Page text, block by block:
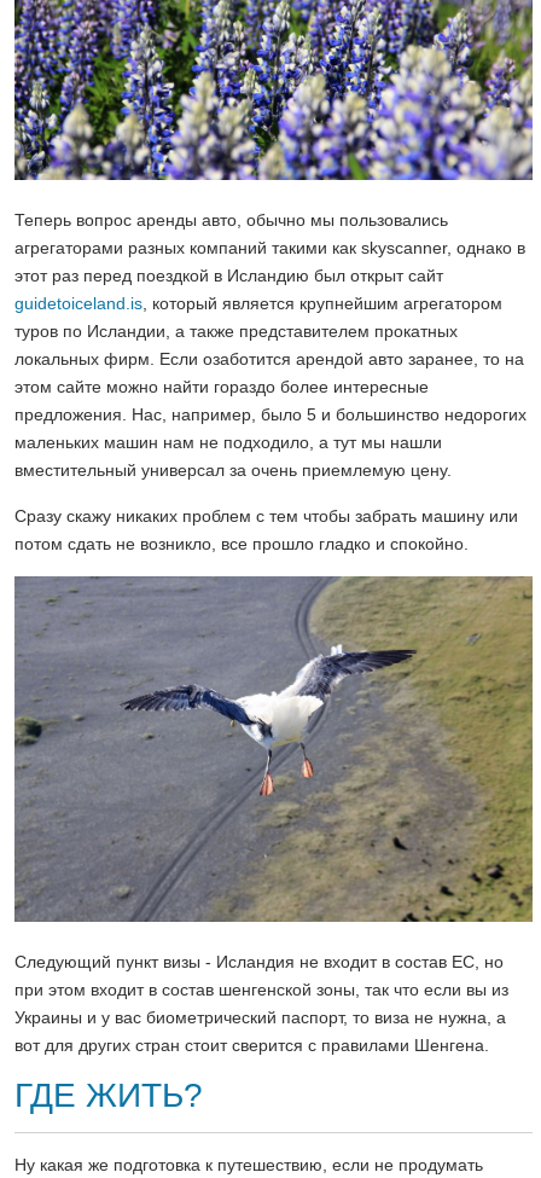
Теперь вопрос аренды авто, обычно мы пользовались
агрегаторами разных компаний такими как skyscanner, однако в
этот раз перед поездкой в Исландию был открыт сайт
guidetoiceland.is , который является крупнейшим агрегатором
туров по Исландии, а также представителем прокатных
локальных фирм. Если озаботится арендой авто заранее, то на
этом сайте можно найти гораздо более интересные
предложения. Нас, например, было 5 и большинство недорогих
маленьких машин нам не подходило, а тут мы нашли
вместительный универсал за очень приемлемую цену.
Сразу скажу никаких проблем с тем чтобы забрать машину или
потом сдать не возникло, все прошло гладко и спокойно.
Следующий пункт визы - Исландия не входит в состав ЕС, но
при этом входит в состав шенгенской зоны, так что если вы из
Украины и у вас биометрический паспорт, то виза не нужна, а
вот для других стран стоит сверится с правилами Шенгена.
ГДЕ ЖИТЬ?
Ну какая же подготовка к путешествию, если не продумать